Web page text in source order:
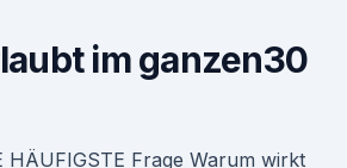
im ganzen30
HÄUFIGSTE Frage Warum wirkt